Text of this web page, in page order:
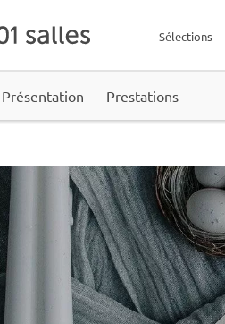
Sélections
Présentation Prestations